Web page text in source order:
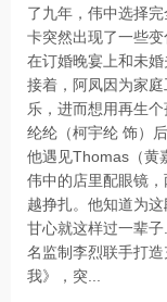
了九年，伟中选择
卡突然出现了一些
在订婚晚宴上和未
接着，阿凤因为家
乐，进而想用再生
纶纶（柯宇纶 饰）
他遇见Thomas（黄
伟中的店里配眼镜
越挣扎。他知道为
甘心就这样过一辈
名监制李烈联手打
我》，突...